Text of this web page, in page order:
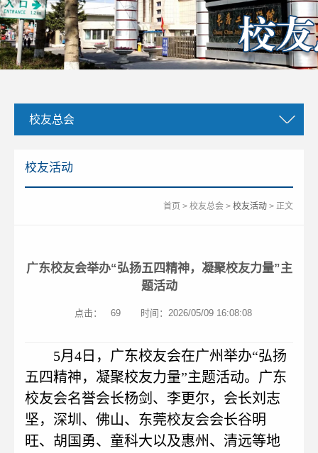
校友总会
校友活动
首页 > 校友总会 > 校友活动 > 正文
广东校友会举办“弘扬五四精神，凝聚校友力量”主
题活动
点击： 69 时间：2026/05/09 16:08:08
5月4日，广东校友会在广州举办“弘扬
五四精神，凝聚校友力量”主题活动。广东
校友会名誉会长杨剑、李更尔，会长刘志
坚，深圳、佛山、东莞校友会会长谷明
旺、胡国勇、童科大以及惠州、清远等地